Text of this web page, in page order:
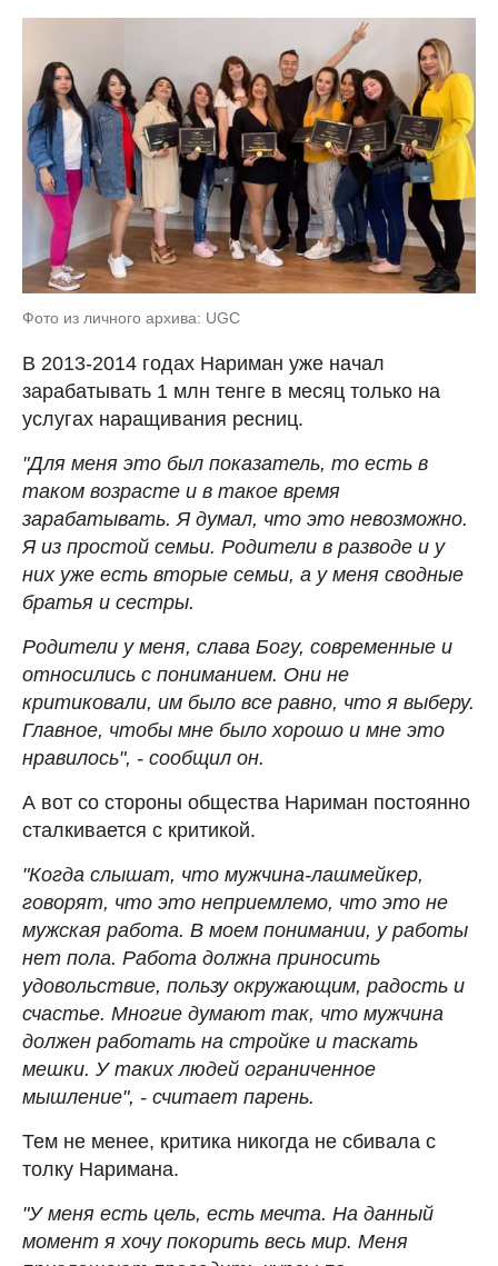
Фото из личного архива: UGC
В 2013-2014 годах Нариман уже начал
зарабатывать 1 млн тенге в месяц только на
услугах наращивания ресниц.
"Для меня это был показатель, то есть в
таком возрасте и в такое время
зарабатывать. Я думал, что это невозможно.
Я из простой семьи. Родители в разводе и у
них уже есть вторые семьи, а у меня сводные
братья и сестры.
Родители у меня, слава Богу, современные и
относились с пониманием. Они не
критиковали, им было все равно, что я выберу.
Главное, чтобы мне было хорошо и мне это
нравилось", - сообщил он.
А вот со стороны общества Нариман постоянно
сталкивается с критикой.
"Когда слышат, что мужчина-лашмейкер,
говорят, что это неприемлемо, что это не
мужская работа. В моем понимании, у работы
нет пола. Работа должна приносить
удовольствие, пользу окружающим, радость и
счастье. Многие думают так, что мужчина
должен работать на стройке и таскать
мешки. У таких людей ограниченное
мышление", - считает парень.
Тем не менее, критика никогда не сбивала с
толку Наримана.
"У меня есть цель, есть мечта. На данный
момент я хочу покорить весь мир. Меня